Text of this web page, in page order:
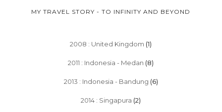
MY TRAVEL STORY - TO INFINITY AND BEYOND
2008 : United Kingdom (1)
2011 : Indonesia - Medan (8)
2013 : Indonesia - Bandung (6)
2014 : Singapura (2)